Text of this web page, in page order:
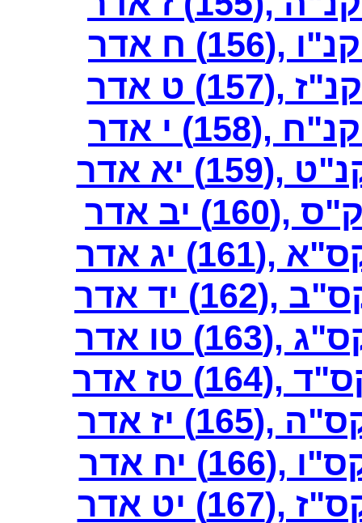
ח אדר
ט אדר
י אדר
יא אדר
יב אדר
יג אדר
יד אדר
טו אדר
טז אדר
יז אדר
יח אדר
יט אדר